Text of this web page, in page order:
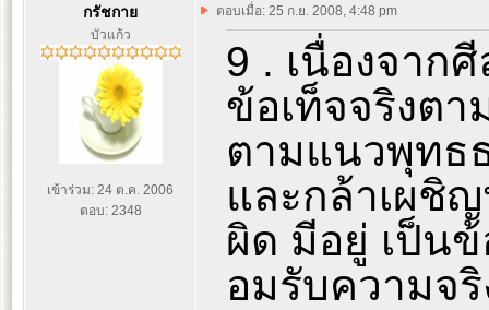
กรัชกาย
บัวแก้ว
เข้าร่วม: 24 ต.ค. 2006
ตอบ: 2348
ตอบเมื่อ: 25 ก.ย. 2008, 4:48 pm
9 . เนื่องจาก
ข้อเท็จจริงต
ตามแนวพุทธ
และกล้าเผชิ
ผิด มีอยู่ เป็นข้
อมรับความจ